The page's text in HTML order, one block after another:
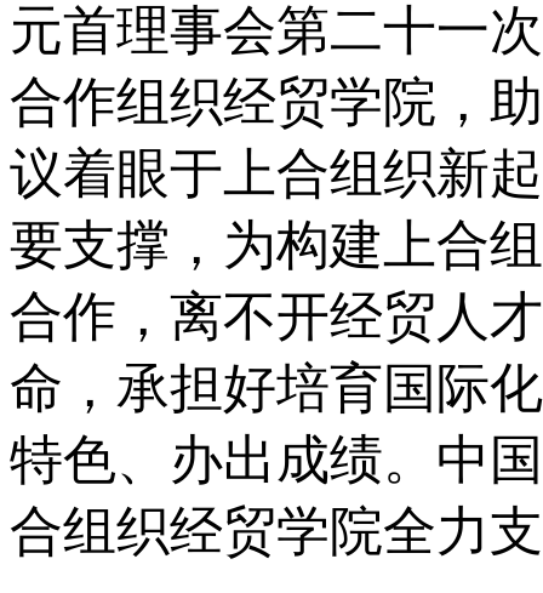
元首理事会第二十一
合作组织经贸学院，
议着眼于上合组织新
要支撑，为构建上合
合作，离不开经贸人
命，承担好培育国际
特色、办出成绩。中
合组织经贸学院全力